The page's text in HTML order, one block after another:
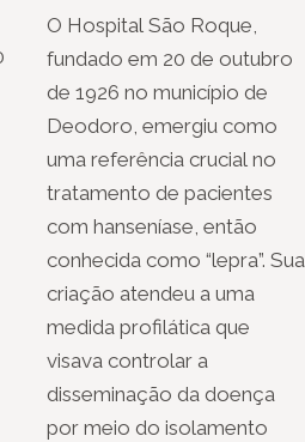
O Hospital São Roque,
fundado em 20 de outubro
de 1926 no município de
Deodoro, emergiu como
uma referência crucial no
tratamento de pacientes
com hanseníase, então
conhecida como “lepra”. Sua
criação atendeu a uma
medida profilática que
visava controlar a
disseminação da doença
por meio do isolamento